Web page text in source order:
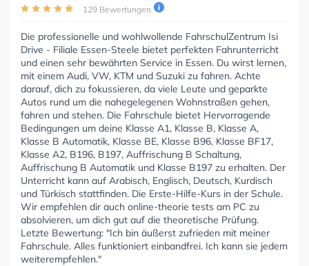
129 Bewertungen
Die professionelle und wohlwollende FahrschulZentrum Isi
Drive - Filiale Essen-Steele bietet perfekten Fahrunterricht
und einen sehr bewährten Service in Essen. Du wirst lernen,
mit einem Audi, VW, KTM und Suzuki zu fahren. Achte
darauf, dich zu fokussieren, da viele Leute und geparkte
Autos rund um die nahegelegenen Wohnstraßen gehen,
fahren und stehen. Die Fahrschule bietet Hervorragende
Bedingungen um deine Klasse A1, Klasse B, Klasse A,
Klasse B Automatik, Klasse BE, Klasse B96, Klasse BF17,
Klasse A2, B196, B197, Auffrischung B Schaltung,
Auffrischung B Automatik und Klasse B197 zu erhalten. Der
Unterricht kann auf Arabisch, Englisch, Deutsch, Kurdisch
und Türkisch stattfinden. Die Erste-Hilfe-Kurs in der Schule.
Wir empfehlen dir auch online-theorie tests am PC zu
absolvieren, um dich gut auf die theoretische Prüfung.
Letzte Bewertung: "Ich bin äußerst zufrieden mit meiner
Fahrschule. Alles funktioniert einbandfrei. Ich kann sie jedem
weiterempfehlen."